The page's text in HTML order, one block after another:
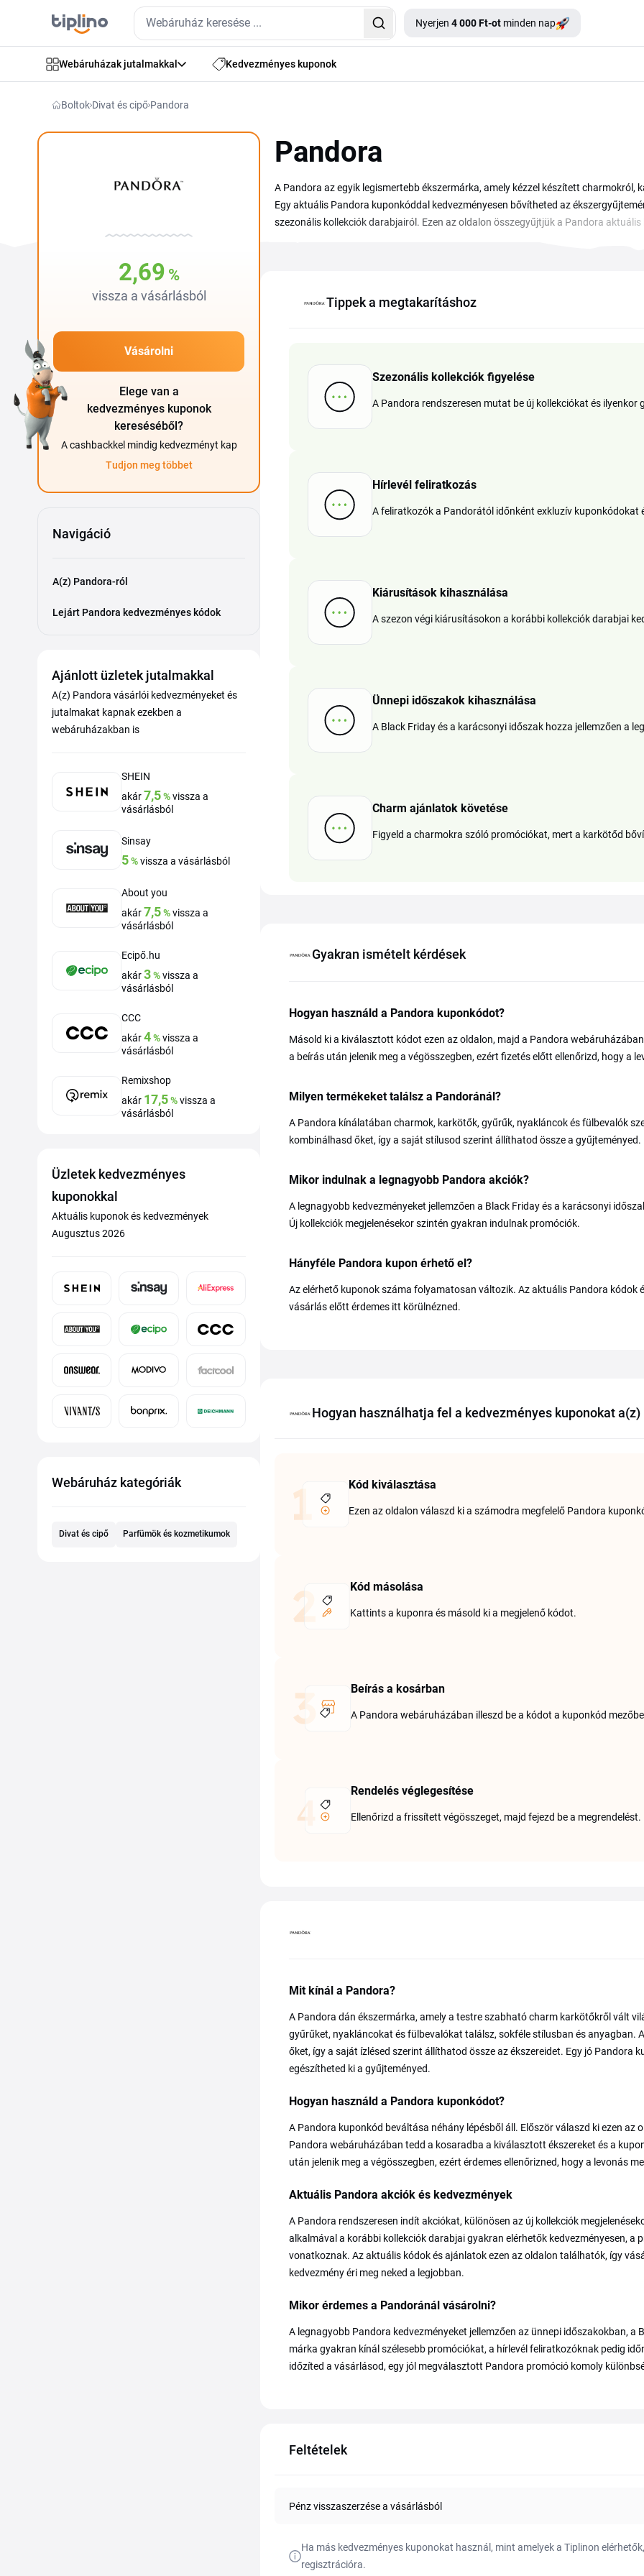
Nyerjen 4 000 Ft-ot minden nap
Webáruházak jutalmakkal Kedvezményes kuponok
Boltok Divat és cipő Pandora
2,69 %
vissza a vásárlásból
Vásárolni
Elege van a
kedvezményes kuponok
kereséséből?
A cashbackkel mindig kedvezményt kap
Tudjon meg többet
Navigáció
A(z) Pandora-ról
Lejárt Pandora kedvezményes kódok
Ajánlott üzletek jutalmakkal
A(z) Pandora vásárlói kedvezményeket és
jutalmakat kapnak ezekben a
webáruházakban is
SHEIN
akár7,5%vissza a
vásárlásból
Sinsay
5%vissza a vásárlásból
About you
akár7,5%vissza a
vásárlásból
Ecipő.hu
akár3%vissza a
vásárlásból
CCC
akár4%vissza a
vásárlásból
Remixshop
akár 17,5%vissza a
vásárlásból
Üzletek kedvezményes
kuponokkal
Aktuális kuponok és kedvezmények
Augusztus 2026
Webáruház kategóriák
Divat és cipő Parfümök és kozmetikumok
Pandora
A Pandora az egyik legismertebb ékszermárka, amely kézzel készített
Egy aktuális Pandora kuponkóddal kedvezményesen bővítheted az
szezonális kollekciók darabjairól. Ezen az oldalon összegyűjtjük a Pandora
Tippek a megtakarításhoz
Szezonális kollekciók figyelése
A Pandora rendszeresen mutat be új kollekciókat és ilyenkor
Hírlevél feliratkozás
A feliratkozók a Pandorától időnként exkluzív kuponkódokat
Kiárusítások kihasználása
A szezon végi kiárusításokon a korábbi kollekciók darabjai
Ünnepi időszakok kihasználása
A Black Friday és a karácsonyi időszak hozza jellemzően a
Charm ajánlatok követése
Figyeld a charmokra szóló promóciókat, mert a karkötőd
Gyakran ismételt kérdések
Hogyan használd a Pandora kuponkódot?
Másold ki a kiválasztott kódot ezen az oldalon, majd a Pandora
a beírás után jelenik meg a végösszegben, ezért fizetés előtt ellenőrizd, hogy a
Milyen termékeket találsz a Pandoránál?
A Pandora kínálatában charmok, karkötők, gyűrűk, nyakláncok és fülbevalók
kombinálhasd őket, így a saját stílusod szerint állíthatod össze a gyűjteményed.
Mikor indulnak a legnagyobb Pandora akciók?
A legnagyobb kedvezményeket jellemzően a Black Friday és a karácsonyi
Új kollekciók megjelenésekor szintén gyakran indulnak promóciók.
Hányféle Pandora kupon érhető el?
Az elérhető kuponok száma folyamatosan változik. Az aktuális Pandora kódok
vásárlás előtt érdemes itt körülnézned.
Hogyan használhatja fel a kedvezményes kuponokat
Kód kiválasztása
Ezen az oldalon válaszd ki a számodra megfelelő Pandora
Kód másolása
Kattints a kuponra és másold ki a megjelenő kódot.
Beírás a kosárban
A Pandora webáruházában illeszd be a kódot a kuponkód
Rendelés véglegesítése
Ellenőrizd a frissített végösszeget, majd fejezd be a megrendelést.
Mit kínál a Pandora?
A Pandora dán ékszermárka, amely a testre szabható charm karkötőkről vált
gyűrűket, nyakláncokat és fülbevalókat találsz, sokféle stílusban és anyagban.
őket, így a saját ízlésed szerint állíthatod össze az ékszereidet. Egy jó Pandora
egészítheted ki a gyűjteményed.
Hogyan használd a Pandora kuponkódot?
A Pandora kuponkód beváltása néhány lépésből áll. Először válaszd ki ezen az
Pandora webáruházában tedd a kosaradba a kiválasztott ékszereket és a
után jelenik meg a végösszegben, ezért érdemes ellenőrizned, hogy a levonás
Aktuális Pandora akciók és kedvezmények
A Pandora rendszeresen indít akciókat, különösen az új kollekciók
alkalmával a korábbi kollekciók darabjai gyakran elérhetők kedvezményesen,
vonatkoznak. Az aktuális kódok és ajánlatok ezen az oldalon találhatók, így
kedvezmény éri meg neked a legjobban.
Mikor érdemes a Pandoránál vásárolni?
A legnagyobb Pandora kedvezményeket jellemzően az ünnepi időszakokban,
márka gyakran kínál szélesebb promóciókat, a hírlevél feliratkozóknak pedig
időzíted a vásárlásod, egy jól megválasztott Pandora promóció komoly
Feltételek
Pénz visszaszerzése a vásárlásból
Ha más kedvezményes kuponokat használ, mint amelyek a Tiplinon
regisztrációra.